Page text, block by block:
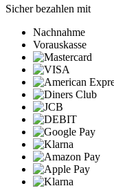
Sicher bezahlen mit
Nachnahme
Vorauskasse